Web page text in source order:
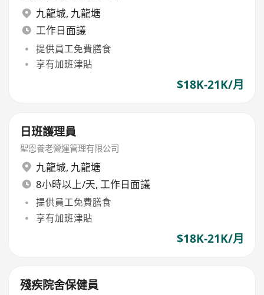
九龍城, 九龍塘
工作日面議
提供員工免費膳食
享有加班津貼
$18K-21K/月
日班護理員
聖恩養老營運管理有限公司
九龍城, 九龍塘
8小時以上/天, 工作日面議
提供員工免費膳食
享有加班津貼
$18K-21K/月
殘疾院舍保健員